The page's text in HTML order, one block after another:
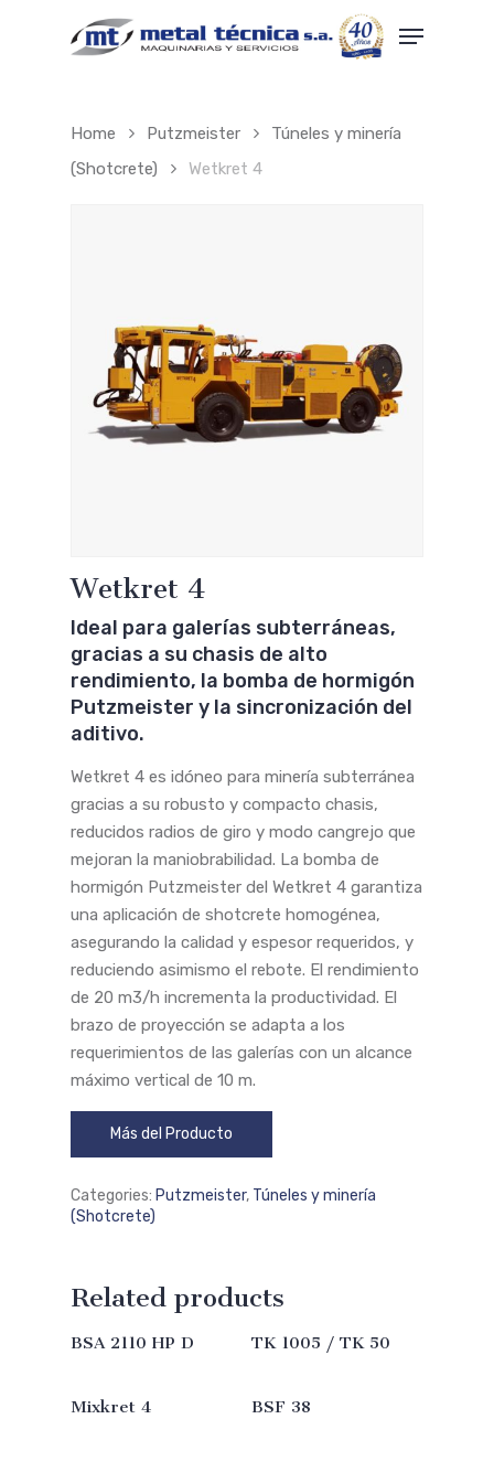
Menu
Home Putzmeister
Túneles y minería
(Shotcrete)
Wetkret 4
Wetkret 4
Ideal para galerías subterráneas,
gracias a su chasis de alto
rendimiento, la bomba de hormigón
Putzmeister y la sincronización del
aditivo.
Wetkret 4 es idóneo para minería subterránea
gracias a su robusto y compacto chasis,
reducidos radios de giro y modo cangrejo que
mejoran la maniobrabilidad. La bomba de
hormigón Putzmeister del Wetkret 4 garantiza
una aplicación de shotcrete homogénea,
asegurando la calidad y espesor requeridos, y
reduciendo asimismo el rebote. El rendimiento
de 20 m3/h incrementa la productividad. El
brazo de proyección se adapta a los
requerimientos de las galerías con un alcance
máximo vertical de 10 m.
Más del Producto
Categories: Putzmeister, Túneles y minería
(Shotcrete)
Related products
Read More
BSA 2110 HP D Read More
TK 1005 / TK 50
Read More
Mixkret 4 Read More
BSF 38